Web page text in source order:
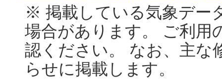
※ 掲載している気象デー
場合があります。 ご利用
認ください。 なお、主な
らせに掲載します。